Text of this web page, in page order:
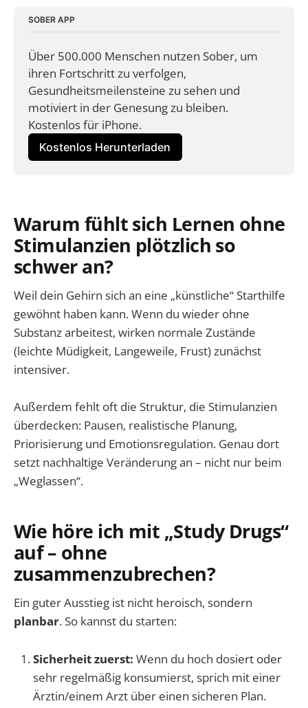
SOBER APP
Über 500.000 Menschen nutzen Sober, um
ihren Fortschritt zu verfolgen,
Gesundheitsmeilensteine zu sehen und
motiviert in der Genesung zu bleiben.
Kostenlos für iPhone.
Kostenlos Herunterladen
Warum fühlt sich Lernen ohne
Stimulanzien plötzlich so
schwer an?
Weil dein Gehirn sich an eine „künstliche“ Starthilfe
gewöhnt haben kann. Wenn du wieder ohne
Substanz arbeitest, wirken normale Zustände
(leichte Müdigkeit, Langeweile, Frust) zunächst
intensiver.
Außerdem fehlt oft die Struktur, die Stimulanzien
überdecken: Pausen, realistische Planung,
Priorisierung und Emotionsregulation. Genau dort
setzt nachhaltige Veränderung an – nicht nur beim
„Weglassen“.
Wie höre ich mit „Study Drugs“
auf – ohne
zusammenzubrechen?
Ein guter Ausstieg ist nicht heroisch, sondern
planbar. So kannst du starten:
Sicherheit zuerst: Wenn du hoch dosiert oder
sehr regelmäßig konsumierst, sprich mit einer
Ärztin/einem Arzt über einen sicheren Plan.